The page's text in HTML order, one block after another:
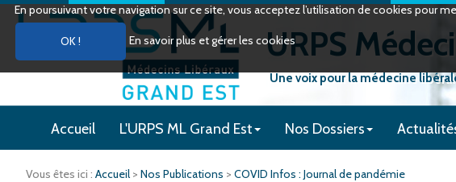
En poursuivant votre navigation sur ce site, vous acceptez l’utilisation de cookies pour
En savoir plus et gérer les cookiesURPS
Une voix pour la médecine
Accueil L'URPS ML Grand Est Nos Dossiers
Vous êtes ici : Accueil > Nos Publications > COVID Infos : Journal de pandémie